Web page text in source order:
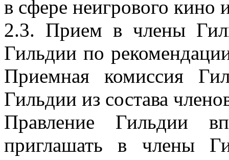
в сфере неигрового кино
2.3. Прием в члены
Гильдии по
Приемная комиссия
Гильдии из состава
Правление Гильдии
приглашать в члены